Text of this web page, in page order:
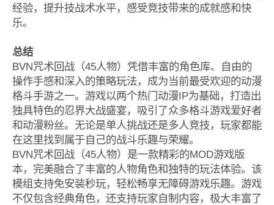
经验，提升技战术水平，感受竞技带来的成就感和快
乐。
总结
BVN咒术回战（45人物）凭借丰富的角色库、自由的
操作手感和深入的策略玩法，成为当前最受欢迎的动漫
格斗手游之一。游戏以两个热门动漫IP为基础，打造出
独具特色的忍界大战盛宴，吸引了众多格斗游戏爱好者
和动漫粉丝。无论是单人挑战还是多人竞技，玩家都能
在这里找到属于自己的战斗乐趣与荣耀。
BVN咒术回战（45人物）是一款精彩的MOD游戏版
本，完美融合了丰富的人物角色和独特的玩法体验。该
模组支持免安装秒玩，轻松畅享无障碍游戏乐趣。游戏
不仅包含经典角色，还支持玩家自制内容，极大丰富了